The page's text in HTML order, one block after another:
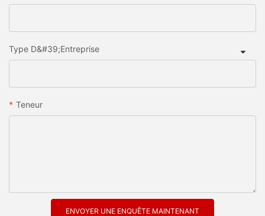
Type D&#39;entreprise
Teneur
ENVOYER UNE ENQUÊTE MAINTENANT